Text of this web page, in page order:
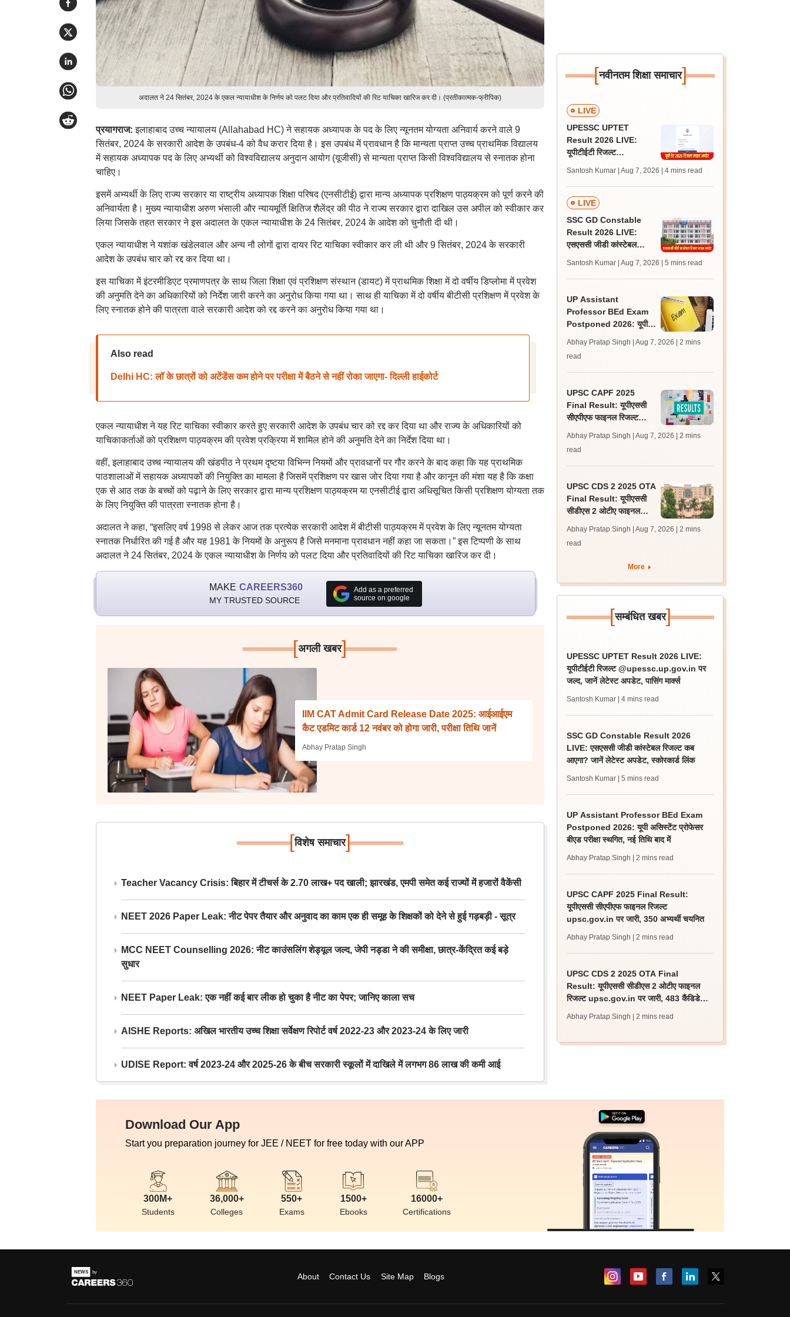
अदालत ने 24 सितंबर, 2024 के एकल न्यायाधीश के निर्णय को पलट दिया और प्रतिवादियों की रिट याचिका खारिज कर दी। (प्रतीकात्मक-फ्रीपिक)
प्रयागराज: इलाहाबाद उच्च न्यायालय (Allahabad HC) ने सहायक अध्यापक के पद के लिए न्यूनतम योग्यता अनिवार्य करने वाले 9
सितंबर, 2024 के सरकारी आदेश के उपबंध-4 को वैध करार दिया है। इस उपबंध में प्रावधान है कि मान्यता प्राप्त उच्च प्राथमिक विद्यालय
में सहायक अध्यापक पद के लिए अभ्यर्थी को विश्वविद्यालय अनुदान आयोग (यूजीसी) से मान्यता प्राप्त किसी विश्वविद्यालय से स्नातक होना
चाहिए।
इसमें अभ्यर्थी के लिए राज्य सरकार या राष्ट्रीय अध्यापक शिक्षा परिषद (एनसीटीई) द्वारा मान्य अध्यापक प्रशिक्षण पाठ्यक्रम को पूर्ण करने की
अनिवार्यता है। मुख्य न्यायाधीश अरुण भंसाली और न्यायमूर्ति क्षितिज शैलेंद्र की पीठ ने राज्य सरकार द्वारा दाखिल उस अपील को स्वीकार कर
लिया जिसके तहत सरकार ने इस अदालत के एकल न्यायाधीश के 24 सितंबर, 2024 के आदेश को चुनौती दी थी।
एकल न्यायाधीश ने यशांक खंडेलवाल और अन्य नौ लोगों द्वारा दायर रिट याचिका स्वीकार कर ली थी और 9 सितंबर, 2024 के सरकारी
आदेश के उपबंध चार को रद्द कर दिया था।
इस याचिका में इंटरमीडिएट प्रमाणपत्र के साथ जिला शिक्षा एवं प्रशिक्षण संस्थान (डायट) में प्राथमिक शिक्षा में दो वर्षीय डिप्लोमा में प्रवेश
की अनुमति देने का अधिकारियों को निर्देश जारी करने का अनुरोध किया गया था। साथ ही याचिका में दो वर्षीय बीटीसी प्रशिक्षण में प्रवेश के
लिए स्नातक होने की पात्रता वाले सरकारी आदेश को रद्द करने का अनुरोध किया गया था।
Also read
Delhi HC: लॉ के छात्रों को अटेंडेंस कम होने पर परीक्षा में बैठने से नहीं रोका जाएगा- दिल्ली हाईकोर्ट
एकल न्यायाधीश ने यह रिट याचिका स्वीकार करते हुए सरकारी आदेश के उपबंध चार को रद्द कर दिया था और राज्य के अधिकारियों को
याचिकाकर्ताओं को प्रशिक्षण पाठ्यक्रम की प्रवेश प्रक्रिया में शामिल होने की अनुमति देने का निर्देश दिया था।
वहीं, इलाहाबाद उच्च न्यायालय की खंडपीठ ने प्रथम दृष्टया विभिन्न नियमों और प्रावधानों पर गौर करने के बाद कहा कि यह प्राथमिक
पाठशालाओं में सहायक अध्यापकों की नियुक्ति का मामला है जिसमें प्रशिक्षण पर खास जोर दिया गया है और कानून की मंशा यह है कि कक्षा
एक से आठ तक के बच्चों को पढ़ाने के लिए सरकार द्वारा मान्य प्रशिक्षण पाठ्यक्रम या एनसीटीई द्वारा अधिसूचित किसी प्रशिक्षण योग्यता तक
के लिए नियुक्ति की पात्रता स्नातक होना है।
अदालत ने कहा, “इसलिए वर्ष 1998 से लेकर आज तक प्रत्येक सरकारी आदेश में बीटीसी पाठ्यक्रम में प्रवेश के लिए न्यूनतम योग्यता
स्नातक निर्धारित की गई है और यह 1981 के नियमों के अनुरूप है जिसे मनमाना प्रावधान नहीं कहा जा सकता।” इस टिप्पणी के साथ
अदालत ने 24 सितंबर, 2024 के एकल न्यायाधीश के निर्णय को पलट दिया और प्रतिवादियों की रिट याचिका खारिज कर दी।
MAKE CAREERS360
MY TRUSTED SOURCE
Add as a preferred
source on google
[अगली खबर]
IIM CAT Admit Card Release Date 2025: आईआईएम
कैट एडमिट कार्ड 12 नवंबर को होगा जारी, परीक्षा तिथि जानें
Abhay Pratap Singh
[विशेष समाचार]
Teacher Vacancy Crisis: बिहार में टीचर्स के 2.70 लाख+ पद खाली; झारखंड, एमपी समेत कई राज्यों में हजारों वैकेंसी
NEET 2026 Paper Leak: नीट पेपर तैयार और अनुवाद का काम एक ही समूह के शिक्षकों को देने से हुई गड़बड़ी - सूत्र
MCC NEET Counselling 2026: नीट काउंसलिंग शेड्यूल जल्द, जेपी नड्डा ने की समीक्षा, छात्र-केंद्रित कई बड़े
सुधार
NEET Paper Leak: एक नहीं कई बार लीक हो चुका है नीट का पेपर; जानिए काला सच
AISHE Reports: अखिल भारतीय उच्च शिक्षा सर्वेक्षण रिपोर्ट वर्ष 2022-23 और 2023-24 के लिए जारी
UDISE Report: वर्ष 2023-24 और 2025-26 के बीच सरकारी स्कूलों में दाखिले में लगभग 86 लाख की कमी आई
[नवीनतम शिक्षा समाचार]
LIVE
UPESSC UPTET
Result 2026 LIVE:
यूपीटीईटी रिजल्ट
जल्द, जानें लेटेस्ट अपडेट,
पासिंग मार्क्स
Santosh Kumar | Aug 7, 2026 | 4 mins read
LIVE
SSC GD Constable
Result 2026 LIVE:
एसएससी जीडी कांस्टेबल
लेटेस्ट अपडेट, स्कोरकार्ड लिंक
Santosh Kumar | Aug 7, 2026 | 5 mins read
UP Assistant
Professor BEd Exam
Postponed 2026: यूपी
स्थगित, नई तिथि बाद में
Abhay Pratap Singh | Aug 7, 2026
| 2 mins
read
UPSC CAPF 2025
Final Result: यूपीएससी
सीएपीएफ फाइनल रिजल्ट
350 अभ्यर्थी चयनित
Abhay Pratap Singh | Aug 7, 2026
| 2 mins
read
UPSC CDS 2 2025 OTA
Final Result: यूपीएससी
सीडीएस 2 ओटीए फाइनल
जारी, 483 कैंडिडेट चयनित
Abhay Pratap Singh | Aug 7, 2026
| 2 mins
read
More
[सम्बंधित खबर]
UPESSC UPTET Result 2026 LIVE:
यूपीटीईटी रिजल्ट @upessc.up.gov.in पर
जल्द, जानें लेटेस्ट अपडेट, पासिंग मार्क्स
Santosh Kumar | 4 mins read
SSC GD Constable Result 2026
LIVE: एसएससी जीडी कांस्टेबल रिजल्ट कब
आएगा? जानें लेटेस्ट अपडेट, स्कोरकार्ड लिंक
Santosh Kumar | 5 mins read
UP Assistant Professor BEd Exam
Postponed 2026: यूपी असिस्टेंट प्रोफेसर
बीएड परीक्षा स्थगित, नई तिथि बाद में
Abhay Pratap Singh | 2 mins read
UPSC CAPF 2025 Final Result:
यूपीएससी सीएपीएफ फाइनल रिजल्ट
upsc.gov.in पर जारी, 350 अभ्यर्थी चयनित
Abhay Pratap Singh | 2 mins read
UPSC CDS 2 2025 OTA Final
Result: यूपीएससी सीडीएस 2 ओटीए फाइनल
रिजल्ट upsc.gov.in पर जारी, 483 कैंडिडेट
Abhay Pratap Singh | 2 mins read
Download Our App
Start you preparation journey for JEE / NEET for free today with our APP
300M+
Students
36,000+
Colleges
550+
Exams
1500+
Ebooks
16000+
Certifications
About Contact Us Site Map Blogs